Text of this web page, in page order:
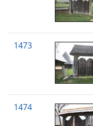
1473
1474